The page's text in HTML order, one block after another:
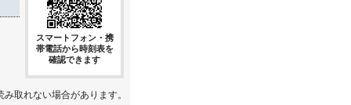
スマートフォン・携
帯電話から時刻表を
確認できます
取れない場合があります。